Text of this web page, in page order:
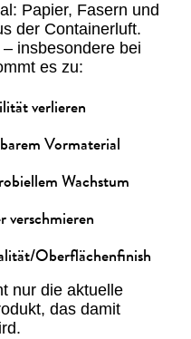
Papier, Fasern und
der Containerluft.
insbesondere bei
es zu:
verlieren
Vormaterial
Wachstum
verschmieren
Oberflächenfinish
nur die aktuelle
das damit